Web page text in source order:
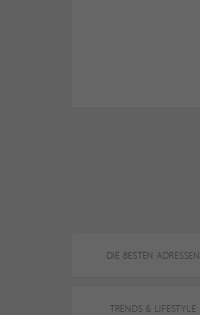
DIE BESTEN ADRESSEN
TRENDS & LIFESTYLE